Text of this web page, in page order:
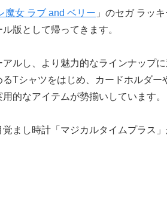
魔女 ラブ and ベリー 」のセガ ラッ
版として帰ってきます。
ルし、より魅力的なラインナップ
Tシャツをはじめ、カードホルダー
的なアイテムが勢揃いしています。
まし時計「マジカルタイムプラス」